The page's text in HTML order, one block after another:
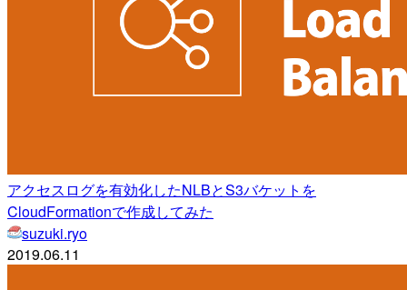
アクセスログを有効化したNLBとS3バケットを
CloudFormationで作成してみた
suzuki.ryo
2019.06.11